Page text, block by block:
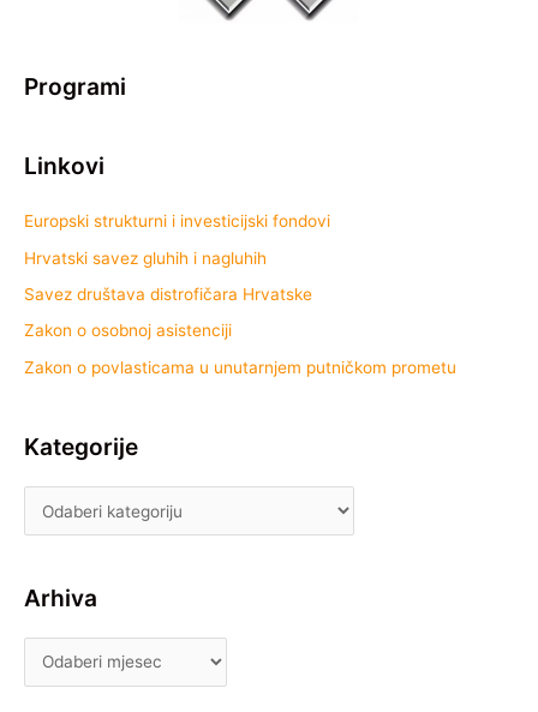
Programi
Linkovi
Europski strukturni i investicijski fondovi
Hrvatski savez gluhih i nagluhih
Savez društava distrofičara Hrvatske
Zakon o osobnoj asistenciji
Zakon o povlasticama u unutarnjem putničkom prometu
Kategorije
Arhiva